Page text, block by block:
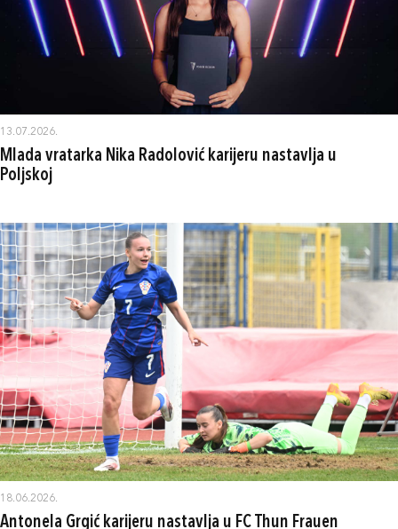
13.07.2026.
Mlada vratarka Nika Radolović karijeru nastavlja u
Poljskoj
18.06.2026.
Antonela Grgić karijeru nastavlja u FC Thun Frauen